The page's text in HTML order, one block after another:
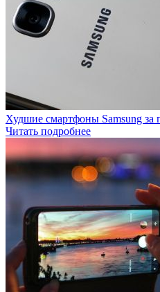
Худшие смартфоны Samsung за
Читать подробнее